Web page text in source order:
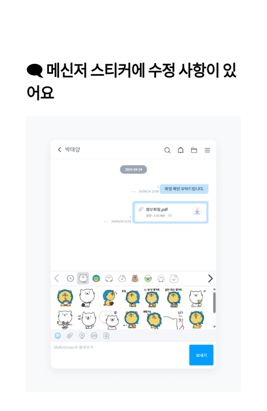
🗨메신저 스티커에 수정 사항이 있
어요